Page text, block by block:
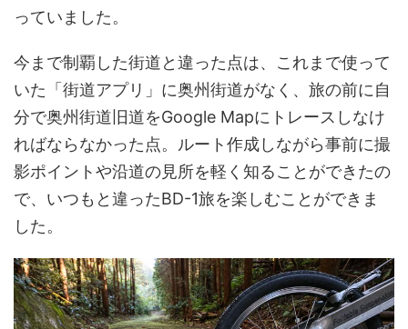
っていました。
今まで制覇した街道と違った点は、これまで使って
いた「街道アプリ」に奥州街道がなく、旅の前に自
分で奥州街道旧道をGoogle Mapにトレースしなけ
ればならなかった点。ルート作成しながら事前に撮
影ポイントや沿道の見所を軽く知ることができたの
で、いつもと違ったBD-1旅を楽しむことができま
した。